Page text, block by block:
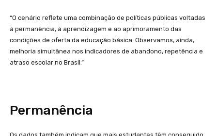
“O cenário reflete uma combinação de políticas públicas voltadas
à permanência, à aprendizagem e ao aprimoramento das
condições de oferta da educação básica. Observamos, ainda,
melhoria simultânea nos indicadores de abandono, repetência e
atraso escolar no Brasil.”
Permanência